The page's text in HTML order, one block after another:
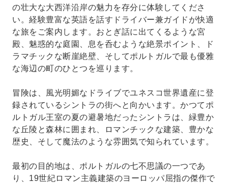
の壮大な大西洋沿岸の魅力を存分に体験してくださ
い。経験豊富な英語を話すドライバー兼ガイドが快適
な旅をご案内します。おとぎ話に出てくるような宮
殿、魅惑的な庭園、息を呑むような絶景ポイント、ド
ラマチックな断崖絶壁、そしてポルトガルで最も優雅
な海辺の町のひとつを巡ります。
冒険は、風光明媚なドライブでユネスコ世界遺産に登
録されているシントラの街へと向かいます。かつてポ
ルトガル王室の夏の避暑地だったシントラは、緑豊か
な丘陵と森林に囲まれ、ロマンチックな建築、豊かな
歴史、そして魔法のような雰囲気で知られています。
最初の目的地は、ポルトガルの七不思議の一つであ
り、19世紀ロマン主義建築のヨーロッパ屈指の傑作で